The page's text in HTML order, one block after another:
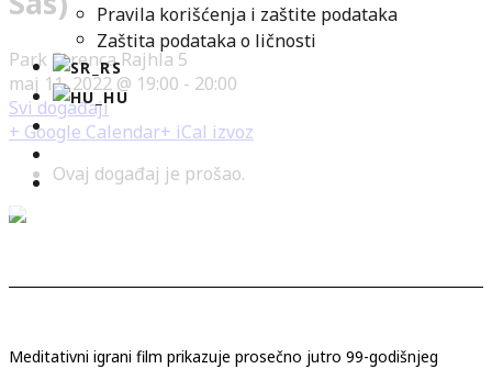
Pravila korišćenja i zaštite podataka
Zaštita podataka o ličnosti
Park Ferenca Rajhla 5
maj 11, 2022 @ 19:00 - 20:00
Svi događaji
+ Google Calendar+ iCal izvoz
Ovaj događaj je prošao.
Meditativni igrani film prikazuje prosečno jutro 99-godišnjeg